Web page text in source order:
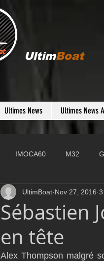
UltimBoat
Ultimes News Ultimes News
IMOCA60 M32
D35 Farr 280
Class Rhum
Sébastien
en tête
UltimBoat Nov 27, 2016
Alex Thompson malgré